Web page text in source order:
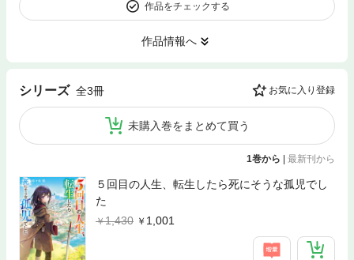
作品をチェックする
作品情報へ
シリーズ 全3冊 お気に入り登録
未購入巻をまとめて買う
1巻から | 最新刊から
５回目の人生、転生したら死にそうな孤児でし
た
1,430
1,001